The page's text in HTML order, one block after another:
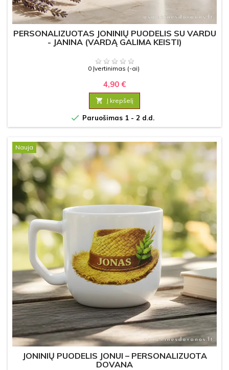
PERSONALIZUOTAS JONINIŲ PUODELIS SU VARDU
- JANINA (VARDĄ GALIMA KEISTI)
0 Įvertinimas (-ai)
4,90 €
 Į krepšelį
 Paruošimas 1 - 2 d.d.
Nauja
JONINIŲ PUODELIS JONUI – PERSONALIZUOTA
DOVANA